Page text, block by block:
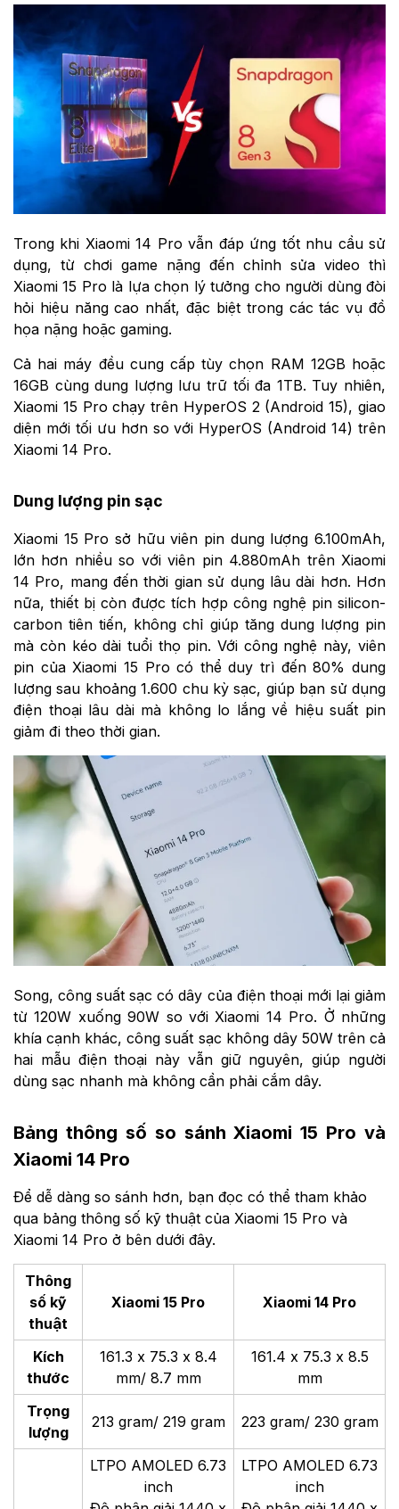
Trong khi Xiaomi 14 Pro vẫn đáp ứng tốt nhu cầu sử
dụng, từ chơi game nặng đến chỉnh sửa video thì
Xiaomi 15 Pro là lựa chọn lý tưởng cho người dùng đòi
hỏi hiệu năng cao nhất, đặc biệt trong các tác vụ đồ
họa nặng hoặc gaming.
Cả hai máy đều cung cấp tùy chọn RAM 12GB hoặc
16GB cùng dung lượng lưu trữ tối đa 1TB. Tuy nhiên,
Xiaomi 15 Pro chạy trên HyperOS 2 (Android 15), giao
diện mới tối ưu hơn so với HyperOS (Android 14) trên
Xiaomi 14 Pro.
Dung lượng pin sạc
Xiaomi 15 Pro sở hữu viên pin dung lượng 6.100mAh,
lớn hơn nhiều so với viên pin 4.880mAh trên Xiaomi
14 Pro, mang đến thời gian sử dụng lâu dài hơn. Hơn
nữa, thiết bị còn được tích hợp công nghệ pin silicon-
carbon tiên tiến, không chỉ giúp tăng dung lượng pin
mà còn kéo dài tuổi thọ pin. Với công nghệ này, viên
pin của Xiaomi 15 Pro có thể duy trì đến 80% dung
lượng sau khoảng 1.600 chu kỳ sạc, giúp bạn sử dụng
điện thoại lâu dài mà không lo lắng về hiệu suất pin
giảm đi theo thời gian.
Song, công suất sạc có dây của điện thoại mới lại giảm
từ 120W xuống 90W so với Xiaomi 14 Pro. Ở những
khía cạnh khác, công suất sạc không dây 50W trên cả
hai mẫu điện thoại này vẫn giữ nguyên, giúp người
dùng sạc nhanh mà không cần phải cắm dây.
Bảng thông số so sánh Xiaomi 15 Pro và
Xiaomi 14 Pro
Để dễ dàng so sánh hơn, bạn đọc có thể tham khảo
qua bảng thông số kỹ thuật của Xiaomi 15 Pro và
Xiaomi 14 Pro ở bên dưới đây.
Thông
số kỹ
thuật
Xiaomi 15 Pro Xiaomi 14 Pro
Kích
thước
161.3 x 75.3 x 8.4
mm/ 8.7 mm
161.4 x 75.3 x 8.5
mm
Trọng
lượng
213 gram/ 219 gram 223 gram/ 230 gram
LTPO AMOLED 6.73
inch
LTPO AMOLED 6.73
inch